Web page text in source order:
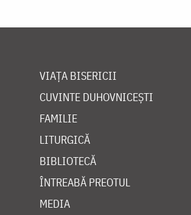
VIAȚA BISERICII
CUVINTE DUHOVNICEȘTI
FAMILIE
LITURGICĂ
BIBLIOTECĂ
ÎNTREABĂ PREOTUL
MEDIA